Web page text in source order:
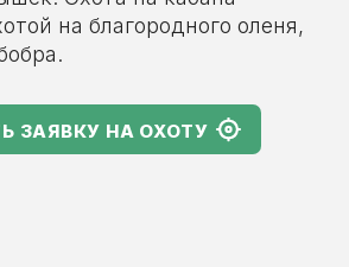
на благородного оленя,
ЗАЯВКУ НА ОХОТУ